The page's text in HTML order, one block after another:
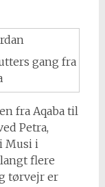
gang fra
fra Aqaba til
Petra,
Musi i
flere
tørvejr er